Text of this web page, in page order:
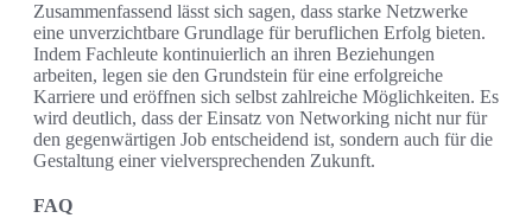
Zusammenfassend lässt sich sagen, dass starke Netzwerke
eine unverzichtbare Grundlage für beruflichen Erfolg bieten.
Indem Fachleute kontinuierlich an ihren Beziehungen
arbeiten, legen sie den Grundstein für eine erfolgreiche
Karriere und eröffnen sich selbst zahlreiche Möglichkeiten. Es
wird deutlich, dass der Einsatz von Networking nicht nur für
den gegenwärtigen Job entscheidend ist, sondern auch für die
Gestaltung einer vielversprechenden Zukunft.
FAQ